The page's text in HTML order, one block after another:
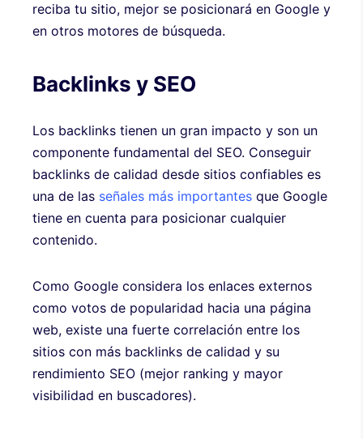
reciba tu sitio, mejor se posicionará en Google y
en otros motores de búsqueda.
Backlinks y SEO
Los backlinks tienen un gran impacto y son un
componente fundamental del SEO. Conseguir
backlinks de calidad desde sitios confiables es
una de las señales más importantes que Google
tiene en cuenta para posicionar cualquier
contenido.
Como Google considera los enlaces externos
como votos de popularidad hacia una página
web, existe una fuerte correlación entre los
sitios con más backlinks de calidad y su
rendimiento SEO (mejor ranking y mayor
visibilidad en buscadores).